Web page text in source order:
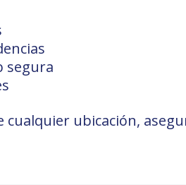
segura
cualquier ubicación,